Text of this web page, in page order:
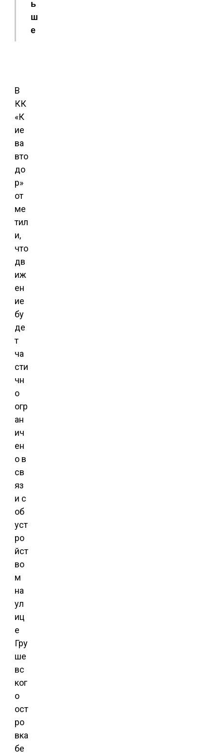
ь
ш
е
В
КК
«К
ие
ва
вто
до
р»
от
ме
тил
и,
что
дв
иж
ен
ие
бу
де
т
ча
сти
чн
о
огр
ан
ич
ен
о в
св
яз
и с
об
уст
ро
йст
во
м
на
ул
иц
е
Гру
ше
вс
ког
о
ост
ро
вка
бе